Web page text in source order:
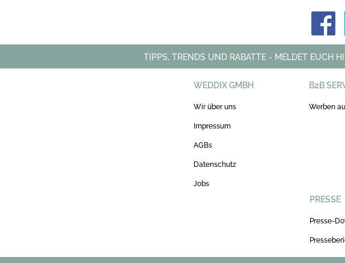
TIPPS, TRENDS UND RABATTE - MELDET EUCH
WEDDIX GMBH
Wir über uns
Impressum
AGBs
Datenschutz
Jobs
B2B
Werben
PRESSE
Presse-